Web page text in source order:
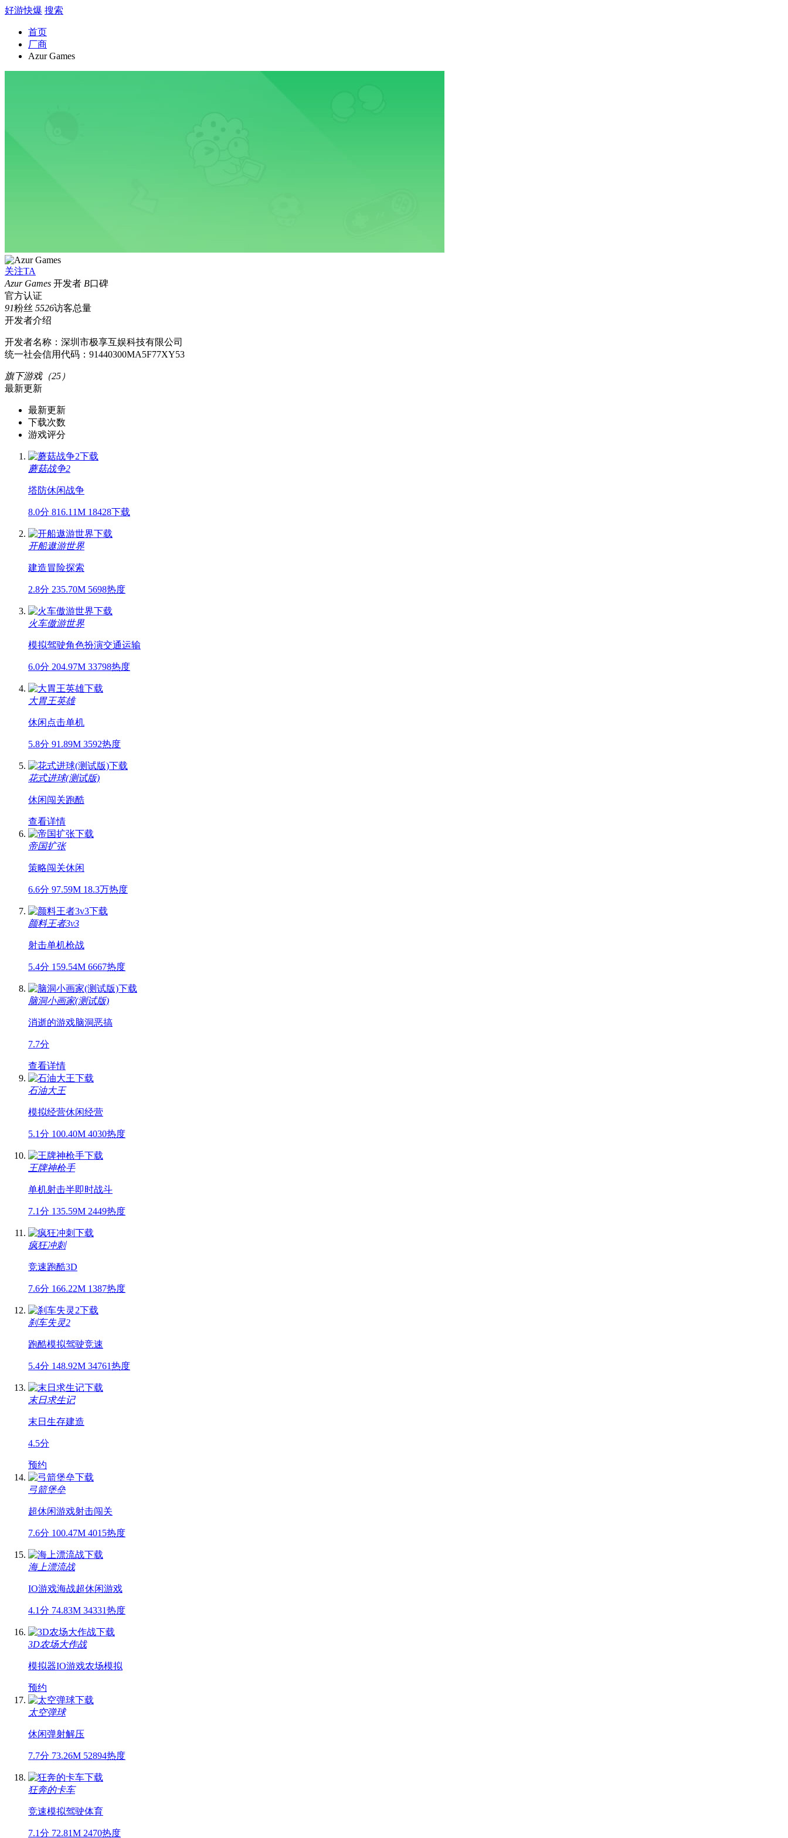
好游快爆 搜索
首页
厂商
Azur Games
关注TA
Azur Games 开发者 B口碑
官方认证
91粉丝 5526访客总量
开发者介绍
开发者名称：深圳市极享互娱科技有限公司
统一社会信用代码：91440300MA5F77XY53
旗下游戏（25）
最新更新
最新更新
下载次数
游戏评分
蘑菇战争2
塔防休闲战争
8.0分 816.11M 18428下载
开船遨游世界
建造冒险探索
2.8分 235.70M 5698热度
火车傲游世界
模拟驾驶角色扮演交通运输
6.0分 204.97M 33798热度
大胃王英雄
休闲 点击单机
5.8分 91.89M 3592热度
花式进球(测试版)
休闲闯关跑酷
查看详情
帝国扩张
策略闯关休闲
6.6分 97.59M 18.3万热度
颜料王者3v3
射击单机枪战
5.4分 159.54M 6667热度
脑洞小画家(测试版)
消逝的游戏脑洞恶搞
7.7分
查看详情
石油大王
模拟经营休闲经营
5.1分 100.40M 4030热度
王牌神枪手
单机射击半即时战斗
7.1分 135.59M 2449热度
疯狂冲刺
竞速跑酷3D
7.6分 166.22M 1387热度
刹车失灵2
跑酷模拟驾驶竞速
5.4分 148.92M 34761热度
末日求生记
末日 生存建造
4.5分
预约
弓箭堡垒
超休闲游戏射击闯关
7.6分 100.47M 4015热度
海上漂流战
IO游戏海战超休闲游戏
4.1分 74.83M 34331热度
3D农场大作战
模拟器IO游戏农场模拟
预约
太空弹球
休闲弹射解压
7.7分 73.26M 52894热度
狂奔的卡车
竞速模拟驾驶体育
7.1分 72.81M 2470热度